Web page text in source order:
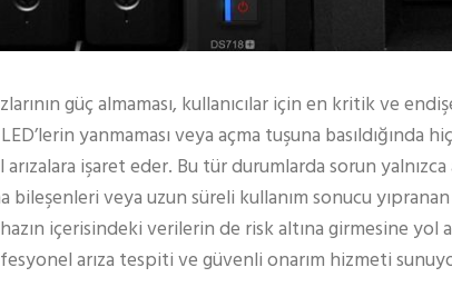
güç almaması, kullanıcılar için en kritik ve
yanmaması veya açma tuşuna basıldığında
arızalara işaret eder. Bu tür durumlarda sorun
bileşenleri veya uzun süreli kullanım sonucu
içerisindeki verilerin de risk altına girmesine
arıza tespiti ve güvenli onarım hizmeti